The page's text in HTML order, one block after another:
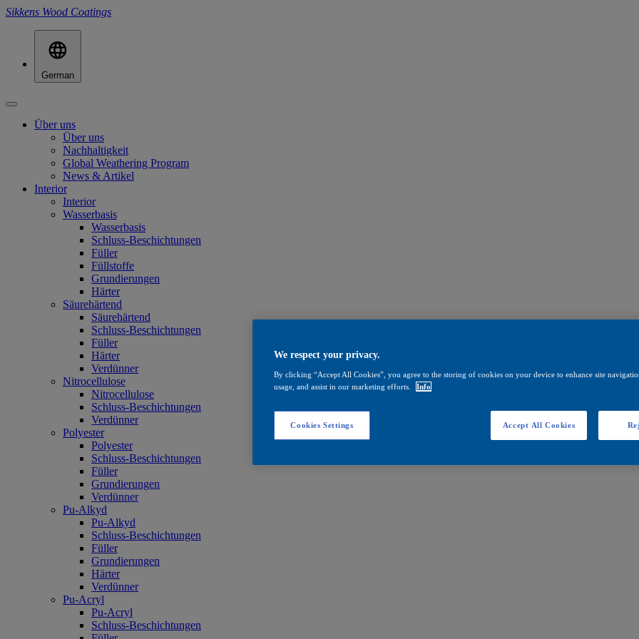
Sikkens Wood Coatings
German
Über uns
Über uns
Nachhaltigkeit
Global Weathering Program
News & Artikel
Interior
Interior
Wasserbasis
Wasserbasis
Schluss-Beschichtungen
Füller
Füllstoffe
Grundierungen
Härter
Säurehärtend
Säurehärtend
Schluss-Beschichtungen
Füller
Härter
Verdünner
Nitrocellulose
Nitrocellulose
Schluss-Beschichtungen
Verdünner
Polyester
Polyester
Schluss-Beschichtungen
Füller
Grundierungen
Verdünner
Pu-Alkyd
Pu-Alkyd
Schluss-Beschichtungen
Füller
Grundierungen
Härter
Verdünner
Pu-Acryl
Pu-Acryl
Schluss-Beschichtungen
We respect your privacy.
By clicking “Accept All Cookies”, you agree to the storing of cookies on your device to enhance site
usage, and assist in our marketing efforts.
Info
Cookies Settings Accept All Cookies